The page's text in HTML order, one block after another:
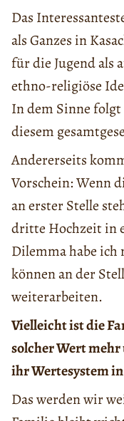
Das
als Ganzes in
für die Jugend als
ethno-religiöse
In dem Sinne folgt
diesem
Andererseits
Vorschein: Wenn
an erster Stelle
dritte Hochzeit in
Dilemma habe
können an der
weiterarbeiten.
Vielleicht ist die
solcher Wert
ihr Wertesystem
Das werden wir